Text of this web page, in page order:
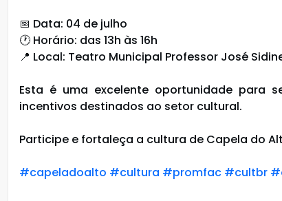
📅 Data: 04 de julho
🕐 Horário: das 13h às 16h
📍 Local: Teatro Municipal Professor José
Esta é uma excelente oportunidade para
incentivos destinados ao setor cultural.
Participe e fortaleça a cultura de Capela do
#capeladoalto #cultura #promfac #cultbr